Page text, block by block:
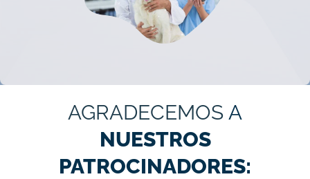
AGRADECEMOS A
NUESTROS
PATROCINADORES: